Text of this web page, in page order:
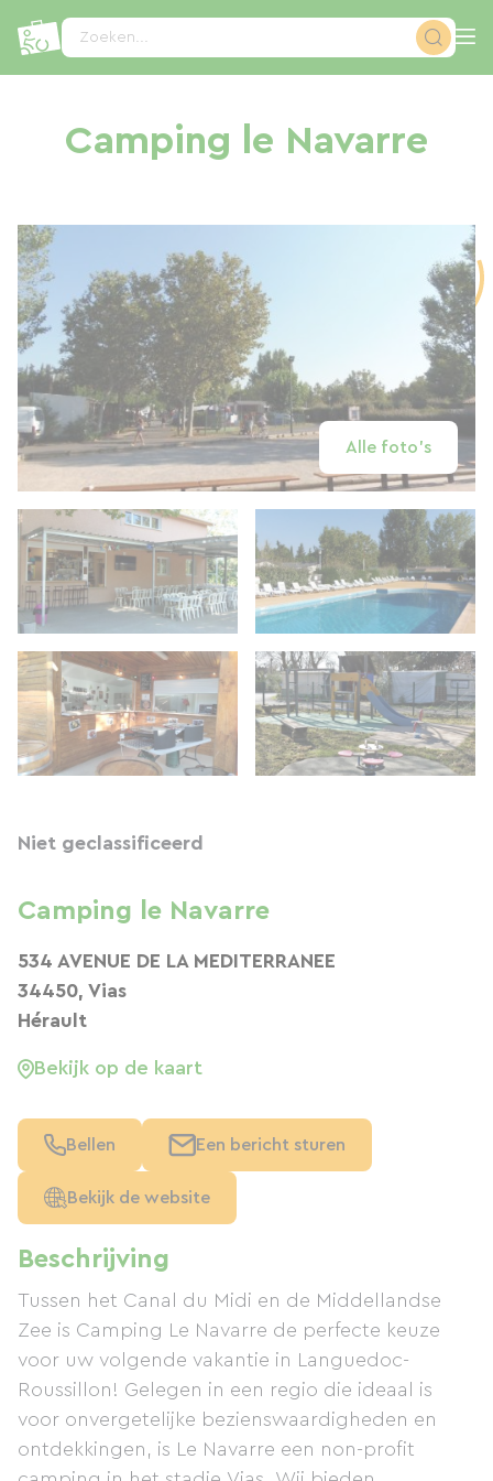
Zoeken...
Camping le Navarre
Alle foto's
Beschrijving
Tussen het Canal du Midi en de Middellandse
Zee is Camping Le Navarre de perfecte keuze
voor uw volgende vakantie in Languedoc-
Roussillon! Gelegen in een regio die ideaal is
voor onvergetelijke bezienswaardigheden en
ontdekkingen, is Le Navarre een non-profit
Niet geclassificeerd
Camping le Navarre
534 AVENUE DE LA MEDITERRANEE
34450, Vias
Hérault
Bekijk op de kaart
Bellen Een bericht sturen
Bekijk de website
Cookies beheer paneel